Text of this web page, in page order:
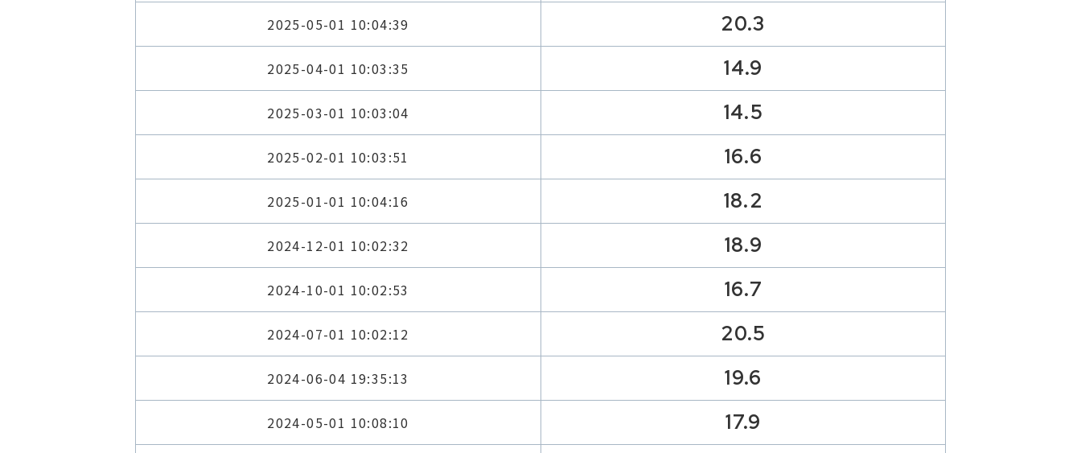
2025-05-01 10:04:39 20.3
2025-04-01 10:03:35 14.9
2025-03-01 10:03:04 14.5
2025-02-01 10:03:51 16.6
2025-01-01 10:04:16 18.2
2024-12-01 10:02:32 18.9
2024-10-01 10:02:53 16.7
2024-07-01 10:02:12 20.5
2024-06-04 19:35:13 19.6
2024-05-01 10:08:10 17.9